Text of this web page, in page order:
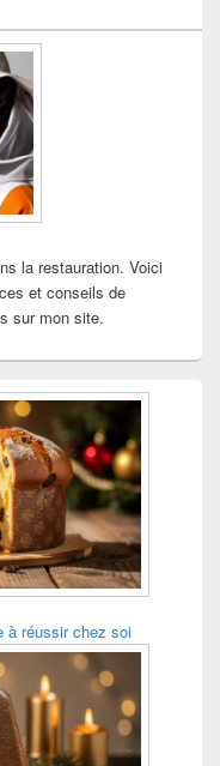
la restauration. Voici
et conseils de
sur mon site.
à réussir chez soi